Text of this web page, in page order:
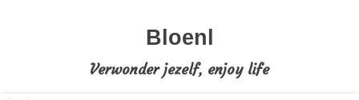
Bloenl
Verwonder jezelf, enjoy life